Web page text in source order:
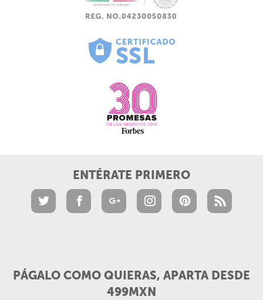
ENTÉRATE PRIMERO
PÁGALO COMO QUIERAS, APARTA DESDE
499MXN